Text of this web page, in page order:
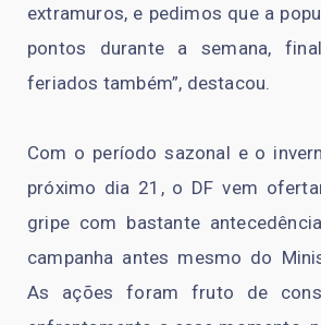
extramuros, e pedimos que a
pontos durante a semana,
feriados também”, destacou.
Com o período sazonal e o
próximo dia 21, o DF vem
gripe com bastante
campanha antes mesmo do
As ações foram fruto de